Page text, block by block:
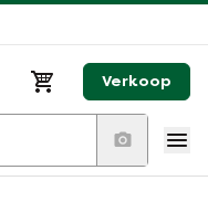
Verkoop